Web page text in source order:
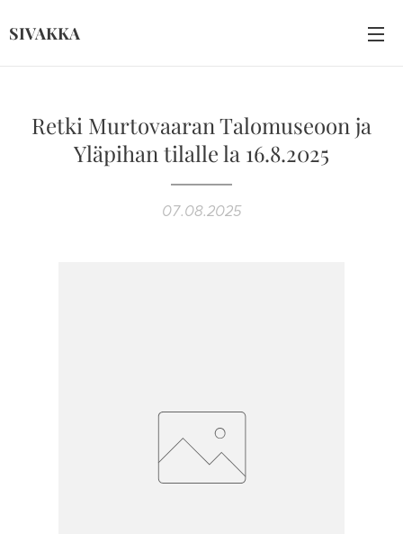
SIVAKKA
Retki Murtovaaran Talomuseoon ja
Yläpihan tilalle la 16.8.2025
07.08.2025